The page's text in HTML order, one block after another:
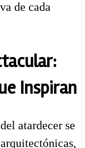
de cada
Inspiran
atardecer se